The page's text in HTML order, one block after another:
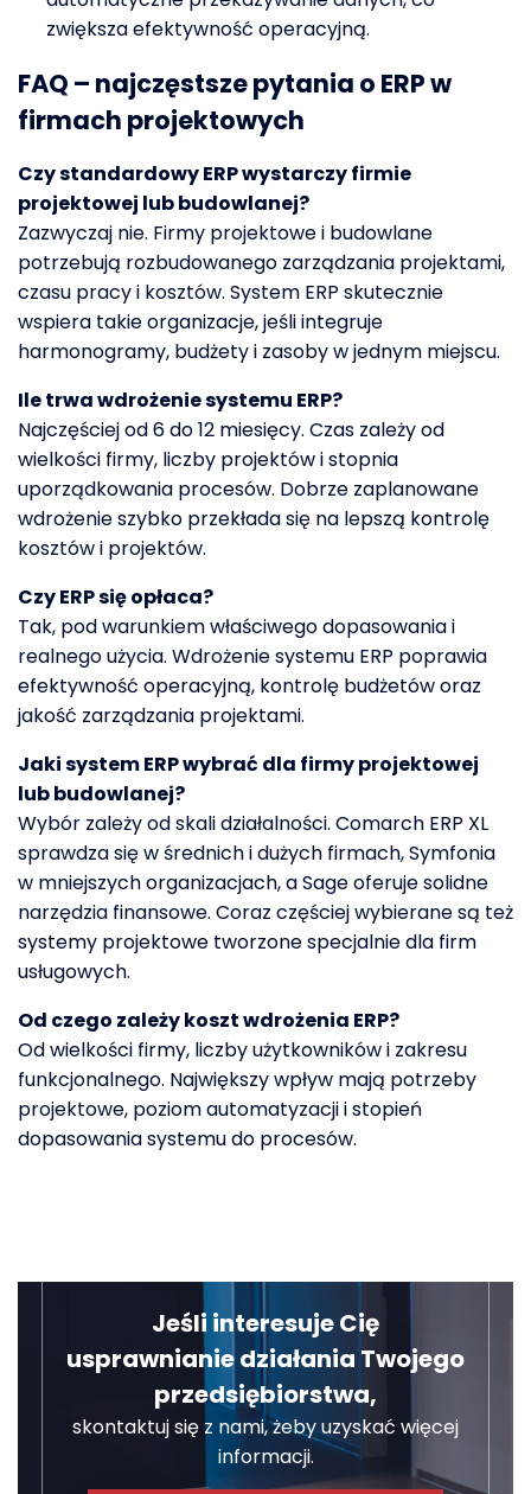
zwiększa efektywność operacyjną.
FAQ – najczęstsze pytania o ERP w
firmach projektowych
Czy standardowy ERP wystarczy firmie
projektowej lub budowlanej?
Zazwyczaj nie. Firmy projektowe i budowlane
potrzebują rozbudowanego zarządzania projektami,
czasu pracy i kosztów. System ERP skutecznie
wspiera takie organizacje, jeśli integruje
harmonogramy, budżety i zasoby w jednym miejscu.
Ile trwa wdrożenie systemu ERP?
Najczęściej od 6 do 12 miesięcy. Czas zależy od
wielkości firmy, liczby projektów i stopnia
uporządkowania procesów. Dobrze zaplanowane
wdrożenie szybko przekłada się na lepszą kontrolę
kosztów i projektów.
Czy ERP się opłaca?
Tak, pod warunkiem właściwego dopasowania i
realnego użycia. Wdrożenie systemu ERP poprawia
efektywność operacyjną, kontrolę budżetów oraz
jakość zarządzania projektami.
Jaki system ERP wybrać dla firmy projektowej
lub budowlanej?
Wybór zależy od skali działalności. Comarch ERP XL
sprawdza się w średnich i dużych firmach, Symfonia
w mniejszych organizacjach, a Sage oferuje solidne
narzędzia finansowe. Coraz częściej wybierane są też
systemy projektowe tworzone specjalnie dla firm
usługowych.
Od czego zależy koszt wdrożenia ERP?
Od wielkości firmy, liczby użytkowników i zakresu
funkcjonalnego. Największy wpływ mają potrzeby
projektowe, poziom automatyzacji i stopień
dopasowania systemu do procesów.
Jeśli interesuje Cię
usprawnianie działania Twojego
przedsiębiorstwa,
skontaktuj się z nami, żeby uzyskać więcej
informacji.